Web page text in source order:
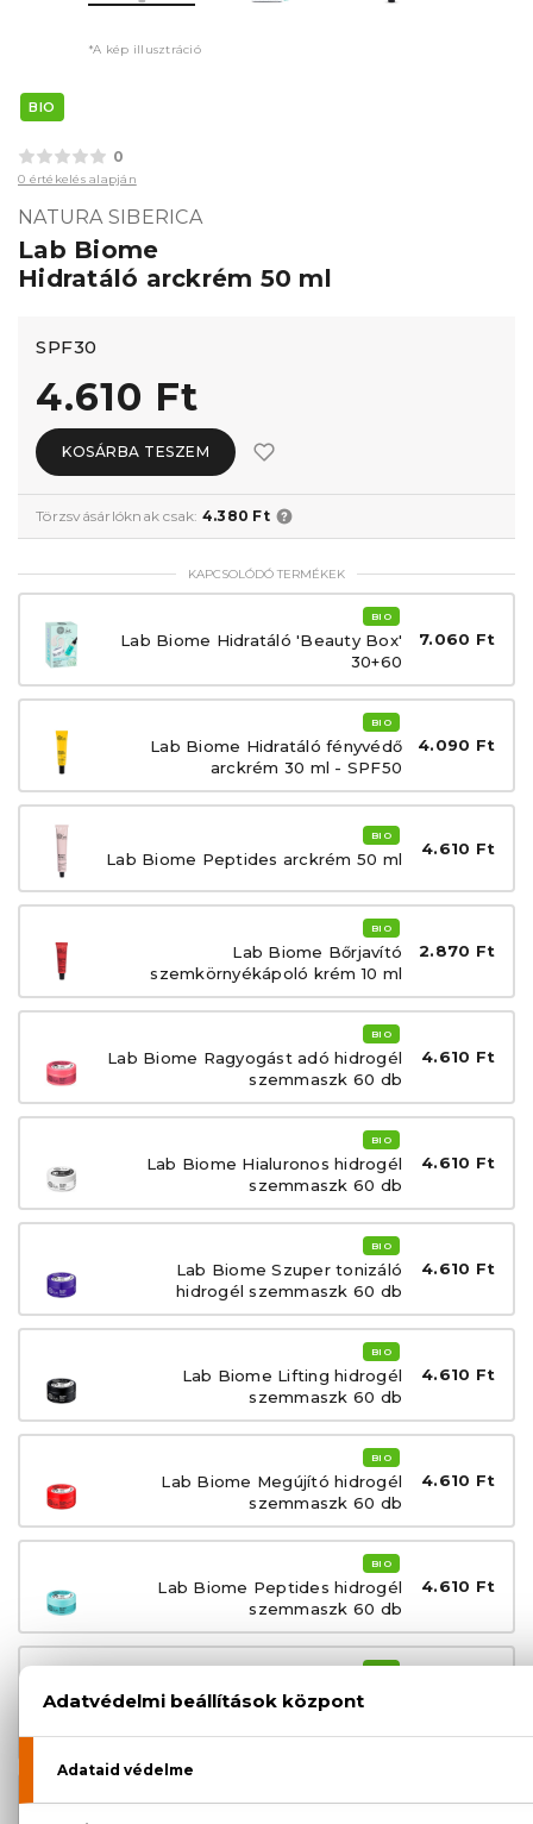
*A kép illusztráció
BIO
0
0 értékelés alapján
NATURA SIBERICA
Lab Biome
Hidratáló arckrém 50 ml
SPF30
4.610 Ft
KOSÁRBA TESZEM
Törzsvásárlóknak csak: 4.380 Ft
KAPCSOLÓDÓ TERMÉKEK
BIO
Lab Biome Hidratáló 'Beauty Box'
30+60
7.060 Ft
BIO
Lab Biome Hidratáló fényvédő
arckrém 30 ml - SPF50
4.090 Ft
BIO
Lab Biome Peptides arckrém 50 ml
4.610 Ft
BIO
Lab Biome Bőrjavító
szemkörnyékápoló krém 10 ml
2.870 Ft
BIO
Lab Biome Ragyogást adó hidrogél
szemmaszk 60 db
4.610 Ft
BIO
Lab Biome Hialuronos hidrogél
szemmaszk 60 db
4.610 Ft
BIO
Lab Biome Szuper tonizáló
hidrogél szemmaszk 60 db
4.610 Ft
BIO
Lab Biome Lifting hidrogél
szemmaszk 60 db
4.610 Ft
BIO
Lab Biome Megújító hidrogél
szemmaszk 60 db
4.610 Ft
BIO
Lab Biome Peptides hidrogél
szemmaszk 60 db
4.610 Ft
BIO
Lab Biome Ragyogásfokozó és
hidratáló éjszakai hidrogél
szemmaszk 60 db